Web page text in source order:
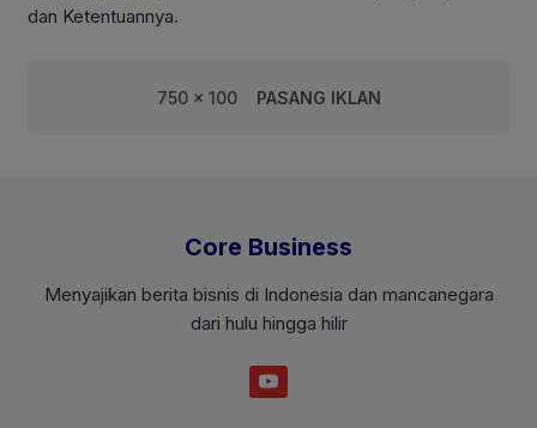
dan Ketentuannya.
750 x 100 PASANG IKLAN
Core Business
Menyajikan berita bisnis di Indonesia dan mancanegara
dari hulu hingga hilir